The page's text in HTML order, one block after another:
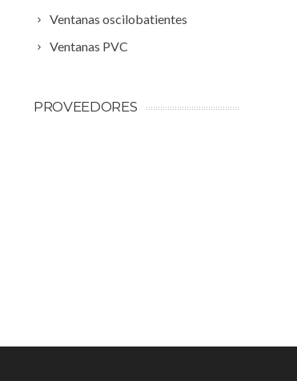
Ventanas oscilobatientes
Ventanas PVC
PROVEEDORES